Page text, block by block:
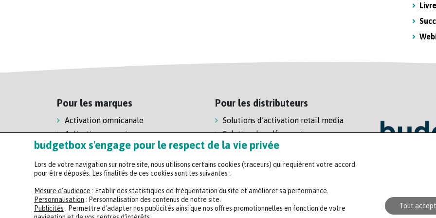
Pour les marques
Activation omnicanale
Activation magasin
Activation e-commerce
Pour les distributeurs
Solutions d’activation retail media
Solution de self-scanning
Régie enseigne
+33 (0)2
budgetbox s'engage pour le respect de la vie privée
Lors de votre navigation sur notre site, nous utilisons certains cookies (traceurs) qui requièrent votre accord
pour être déposés. Les finalités de ces cookies sont les suivantes :
Mesure d’audience : Etablir des statistiques de fréquentation du site et améliorer sa performance.
Personnalisation : Personnalisation des contenus de notre site.
Publicités : Permettre d’adapter nos publicités ainsi que nos offres promotionnelles en fonction de votre
Tout